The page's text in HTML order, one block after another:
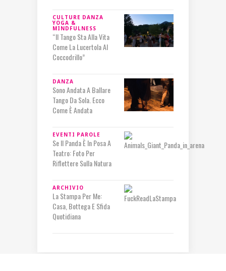
CULTURE DANZA
YOGA &
MINDFULNESS
“Il Tango Sta Alla Vita
Come La Lucertola Al
Coccodrillo”
DANZA
Sono Andata A Ballare
Tango Da Sola. Ecco
Come È Andata
EVENTI PAROLE
Se Il Panda È In Posa A
Teatro: Foto Per
Riflettere Sulla Natura
ARCHIVIO
La Stampa Per Me:
Casa, Bottega E Sfida
Quotidiana